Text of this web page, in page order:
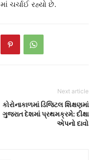
ચર્ચાઈ રહ્યો છે.
Next article
કોરોનાકાળમાં ડિજિટલ શિક્ષણમાં
ગુજરાત દેશમાં પ્રથમક્રમે: દીક્ષા
એપનો દાવો